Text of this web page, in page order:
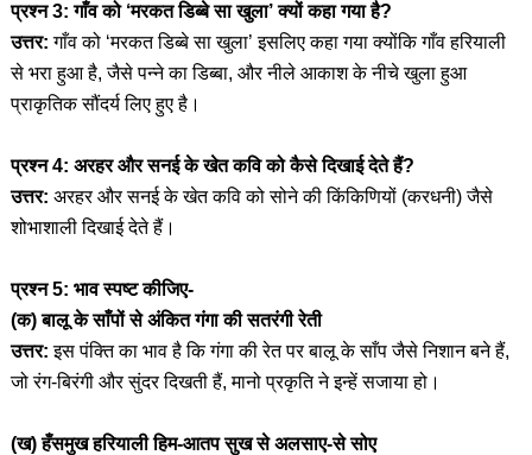
प्रश्न 3: गाँव को ‘मरकत डिब्बे सा खुला’ क्यों कहा गया है?
उत्तर: गाँव को ‘मरकत डिब्बे सा खुला’ इसलिए कहा गया क्योंकि गाँव हरियाली
से भरा हुआ है, जैसे पन्ने का डिब्बा, और नीले आकाश के नीचे खुला हुआ
प्राकृतिक सौंदर्य लिए हुए है।
प्रश्न 4: अरहर और सनई के खेत कवि को कैसे दिखाई देते हैं?
उत्तर: अरहर और सनई के खेत कवि को सोने की किंकिणियों (करधनी) जैसे
शोभाशाली दिखाई देते हैं।
प्रश्न 5: भाव स्पष्ट कीजिए-
(क) बालू के साँपों से अंकित गंगा की सतरंगी रेती
उत्तर: इस पंक्ति का भाव है कि गंगा की रेत पर बालू के साँप जैसे निशान बने हैं,
जो रंग-बिरंगी और सुंदर दिखती हैं, मानो प्रकृति ने इन्हें सजाया हो।
(ख) हँसमुख हरियाली हिम-आतप सुख से अलसाए-से सोए